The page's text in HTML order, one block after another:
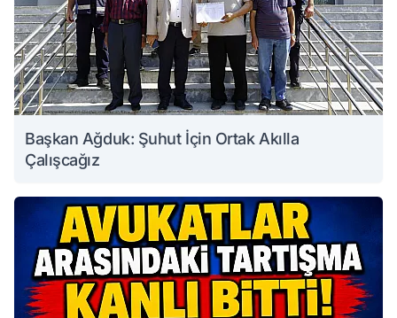
Başkan Ağduk: Şuhut İçin Ortak Akılla
Çalışcağız